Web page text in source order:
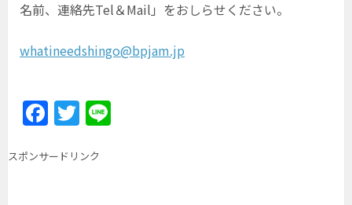
名前、連絡先Tel＆Mail」をおしらせください。
whatineedshingo@bpjam.jp
F
c
T
itt
スポンサードリンク